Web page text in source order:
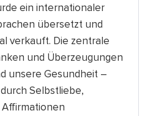
ein internationaler
übersetzt und
verkauft. Die zentrale
und Überzeugungen
unsere Gesundheit –
Selbstliebe,